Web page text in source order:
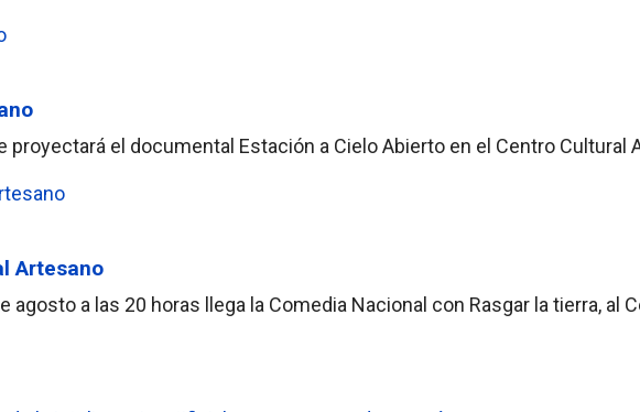
proyectará el documental Estación a Cielo Abierto en el Centro Cultural
Artesano
agosto a las 20 horas llega la Comedia Nacional con Rasgar la tierra, al